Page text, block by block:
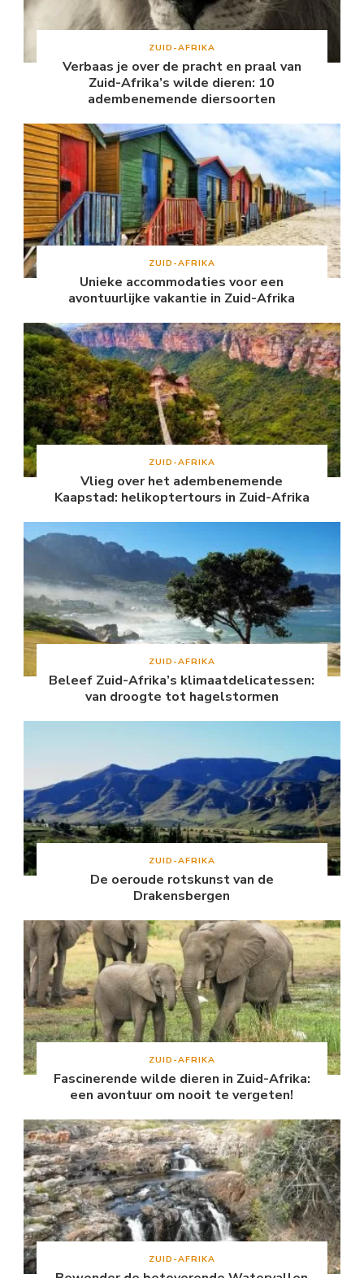
ZUID-AFRIKA
Verbaas je over de pracht en praal van
Zuid-Afrika’s wilde dieren: 10
adembenemende diersoorten
ZUID-AFRIKA
Unieke accommodaties voor een
avontuurlijke vakantie in Zuid-Afrika
ZUID-AFRIKA
Vlieg over het adembenemende
Kaapstad: helikoptertours in Zuid-Afrika
ZUID-AFRIKA
Beleef Zuid-Afrika’s klimaatdelicatessen:
van droogte tot hagelstormen
ZUID-AFRIKA
De oeroude rotskunst van de
Drakensbergen
ZUID-AFRIKA
Fascinerende wilde dieren in Zuid-Afrika:
een avontuur om nooit te vergeten!
ZUID-AFRIKA